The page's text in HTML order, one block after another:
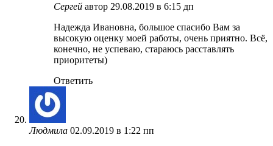
Сергей автор 29.08.2019 в 6:15 дп
Надежда Ивановна, большое спасибо Вам за
высокую оценку моей работы, очень приятно. Всё,
конечно, не успеваю, стараюсь расставлять
приоритеты)
Ответить
Людмила 02.09.2019 в 1:22 пп